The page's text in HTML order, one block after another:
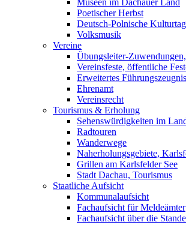
Poetischer Herbst
Deutsch-Polnische
Volksmusik
Vereine
Übungsleiter-
Vereinsfeste, öffentliche
Erweitertes Führungszeugnis
Ehrenamt
Vereinsrecht
Tourismus & Erholung
Sehenswürdigkeiten im
Radtouren
Wanderwege
Naherholungsgebiete,
Grillen am Karlsfelder See
Stadt Dachau, Tourismus
Staatliche Aufsicht
Kommunalaufsicht
Fachaufsicht für Meldeämter
Fachaufsicht über die